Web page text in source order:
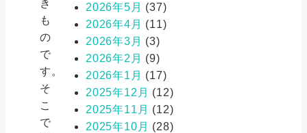
き
も
の
で
す。
そ
こ
で
2026年5月 (37)
2026年4月 (11)
2026年3月 (3)
2026年2月 (9)
2026年1月 (17)
2025年12月 (12)
2025年11月 (12)
2025年10月 (28)